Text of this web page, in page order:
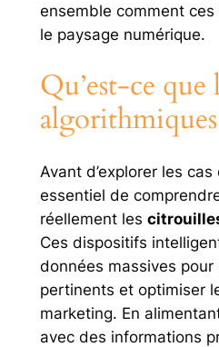
ensemble comment
le paysage numérique.
Qu’est-ce
algorithmiques
Avant d’explorer les
essentiel de
réellement les
Ces dispositifs
données massives
pertinents et optimiser
marketing. En
avec des informations